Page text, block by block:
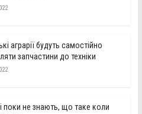
аграрії будуть самостійно
запчастини до техніки
поки не знають, що таке коли